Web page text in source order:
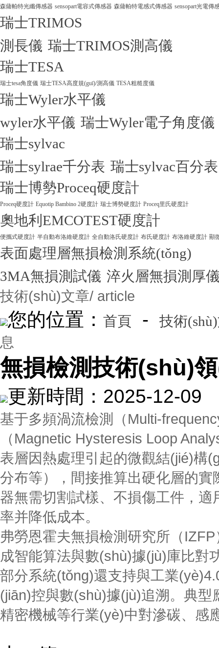
森薩帕特光纖傳感器 sensopart電容式傳感器 森薩帕特電感式傳感器 sensopart光電傳
瑞士TRIMOS
測長儀 瑞士TRIMOS測高儀
瑞士TESA
瑞士tesa角度儀 瑞士TESA高度規(guī)/測高儀 TESA粗糙度儀
瑞士Wyler水平儀
wyler水平儀 瑞士Wyler電子角度儀
瑞士sylvac
瑞士sylrae千分表 瑞士sylvac百分表
瑞士博勢Proceq硬度計
Proceq硬度計 Equotip Bambino 2硬度計 瑞士博勢硬度計 Proceq里氏硬度計
奧地利EMCOTEST硬度計
便攜式硬度計 半自動布洛維硬度計 全自動洛氏硬度計 布氏硬度計 布洛維硬度計 顯
表面處理層無損檢測系統(tǒng)
3MA無損測試儀 淬火層無損測厚
技術(shù)文章/ article
您的位置： 首頁 - 技術
息
無損檢測技術(shù)
更新時間：2025-12-
基于多頻渦流檢測（Multi-
（Magnetic Hysteresis Loop
表層因熱處理引起的微觀結(jié)構
分布等），間接推算出硬化層的實際
器無需切割試樣、不損傷工件，
率并降低成本。
弗勞恩霍夫無損檢測研究所（
成智能算法與數(shù)據(jù)庫比對功
部分系統(tǒng)還支持與工業
(jiān)控與數(shù)據(jù)追溯。典
精密機械等行業(yè)中對滲碳、